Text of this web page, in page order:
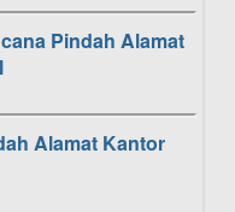
Pindah Alamat
Alamat Kantor